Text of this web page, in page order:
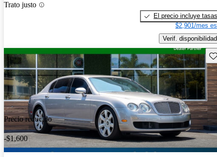
Trato justo
El precio incluye tasas
$2,901/mes
Verif. disponibilidad
Precio reducido
-$1,600